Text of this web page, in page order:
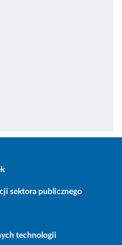
sektora publicznego
technologii